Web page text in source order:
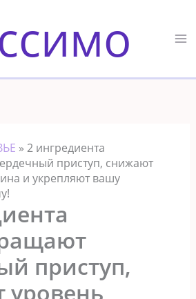
» 2 ингредиента
приступ, снижают
и укрепляют вашу
приступ,